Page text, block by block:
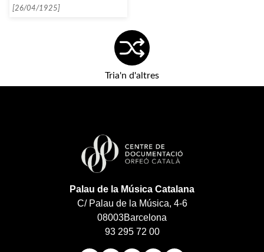
[26/04/1925]
Tria'n d'altres
Palau de la Música Catalana
C/ Palau de la Música, 4-6
08003Barcelona
93 295 72 00